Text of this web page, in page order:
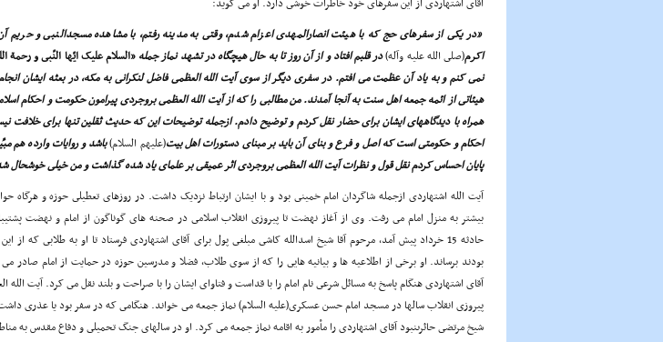
آقاى اشتهاردى از این سفرهاى خود خاطرات خوشى دارد. او مى گوید:
«در یکى از سفرهاى حج که با هیئت انصارالمهدى اعزام شدم، وقتى به مدینه رفتم، با مشاهده مسجدالنبى و حریم
اکرم(صلى الله علیه وآله)در قلبم افتاد و از آن روز تا به حال هیچگاه در تشهد نماز جمله«السلام علیک ایّها النّبى و رحمة
نمى کنم و به یاد آن عظمت مى افتم. در سفرى دیگر از سوى آیت الله العظمى فاضل لنکرانى به مکه، در بعثه ایشان
هیئاتى از ائمه جمعه اهل سنت به آنجا آمدند. من مطالبى را که از آیت الله العظمى بروجردى پیرامون حکومت و احکام
همراه با دیدگاههاى ایشان براى حضار نقل کردم و توضیح دادم. ازجمله توضیحات این که حدیث ثقلین تنها براى خلافت
احکام و حکومتى است که اصل و فرع و بناى آن باید بر مبناى دستورات اهل بیت(علیهم السلام)باشد و روایات وارده هم
پایان احساس کردم نقل قول و نظرات آیت الله العظمى بروجردى اثر عمیقى بر علماى یاد شده گذاشت و من خیلى خوشحال
آیت الله اشتهاردى ازجمله شاگردان امام خمینى بود و با ایشان ارتباط نزدیک داشت. در روزهاى تعطیلى حوزه و هرگاه
بیشتر به منزل امام مى رفت. وى از آغاز نهضت تا پیروزى انقلاب اسلامى در صحنه هاى گوناگون از امام و نهضت
حادثه 15 خرداد پیش آمد، مرحوم آقا شیخ اسدالله کاشى مبلغى پول براى آقاى اشتهاردى فرستاد تا او به طلابى که از
بودند برساند. او برخى از اطلاعیه ها و بیانیه هایى را که از سوى طلاب، فضلا و مدرسین حوزه در حمایت از امام صادر
آقاى اشتهاردى هنگام پاسخ به مسائل شرعى نام امام را با قداست و فتاواى ایشان را با صراحت و بلند نقل مى کرد. آیت الله
پیروزى انقلاب سالها در مسجد امام حسن عسکرى(علیه السلام) نماز جمعه مى خواند. هنگامى که در سفر بود یا عذرى
شیخ مرتضى حائرىنبود آقاى اشتهاردى را مأمور به اقامه نماز جمعه مى کرد. او در سالهاى جنگ تحمیلى و دفاع مقدس به